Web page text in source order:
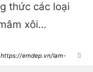
thức các loại
xôi…
https://emdep.vn/lam-